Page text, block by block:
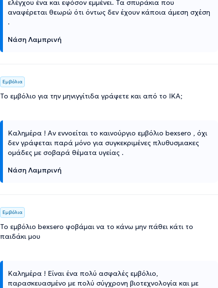
ελέγχου ένα και εφόσον εμμένει. Τα σπυράκια που
αναφέρεται θεωρώ ότι όντως δεν έχουν κάποια άμεση σχέση
.
Νάση Λαμπρινή
Εμβόλια
Το εμβόλιο για την μηνιγγίτιδα γράφετε και από το ΙΚΑ;
Καλημέρα ! Αν εννοείται το καινούργιο εμβόλιο bexsero , όχι
δεν γράφεται παρά μόνο για συγκεκριμένες πλυθυσμιακες
ομάδες με σοβαρά θέματα υγείας .
Νάση Λαμπρινή
Εμβόλια
Το εμβόλιο bexsero φοβάμαι να το κάνω μην πάθει κάτι το
παιδάκι μου
Καλημέρα ! Είναι ένα πολύ ασφαλές εμβόλιο,
παρασκευασμένο με πολύ σύγχρονη βιοτεχνολογία και με